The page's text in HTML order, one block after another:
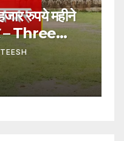
रुपये महीने
– Three
Rs